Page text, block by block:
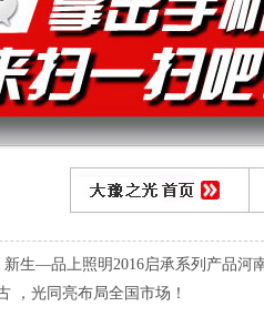
新生—品上照明2016启承系列产品河
，光同亮布局全国市场！